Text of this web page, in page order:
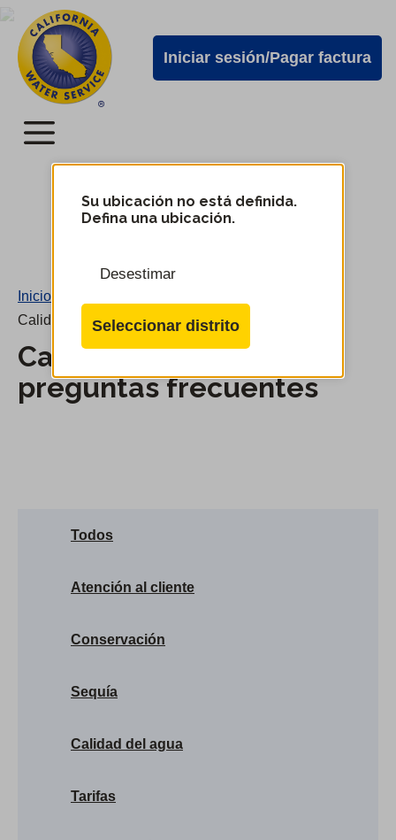
directamente
contenido
principal
Alertas
de
Cal
Water
Iniciar sesión/Pagar factura
Menú
Menú
servicio
de
Cal
Water
Su ubicación no está definida.
Defina una ubicación.
Desestimar
Seleccionar distrito
Inicio
Calidad del agua: preguntas frecuentes
Calidad del agua:
preguntas frecuentes
Todos
Atención al cliente
Conservación
Sequía
Calidad del agua
Tarifas